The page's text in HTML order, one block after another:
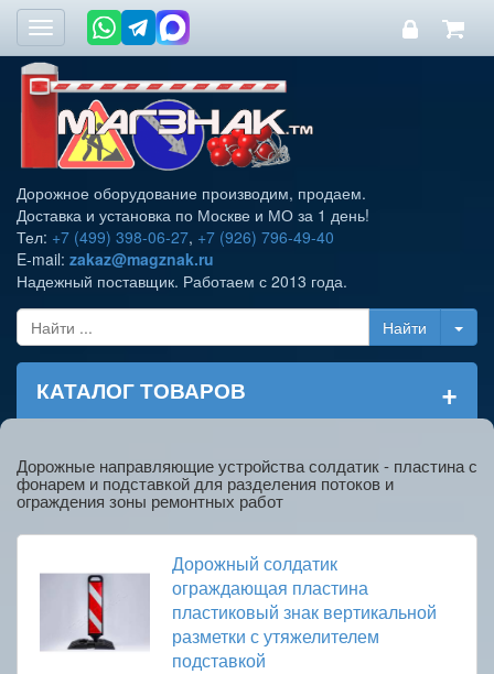
Toggle
navigation
Дорожное оборудование производим, продаем.
Доставка и установка по Москве и МО за 1 день!
Тел: +7 (499) 398-06-27, +7 (926) 796-49-40
E-mail: zakaz@magznak.ru
Надежный поставщик. Работаем с 2013 года.
КАТАЛОГ ТОВАРОВ +
Дорожные направляющие устройства солдатик - пластина с
фонарем и подставкой для разделения потоков и
ограждения зоны ремонтных работ
Дорожный солдатик
ограждающая пластина
пластиковый знак вертикальной
разметки с утяжелителем
подставкой